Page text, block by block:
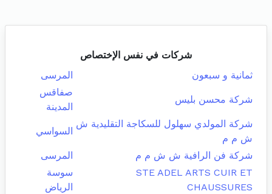
شركات في نفس الإختصاص
ثمانية و سبعون
المرسى
شركة محسن بليس
صفاقس
المدينة
شركة المولدي سهلول للسكاجة التقليدية ش
ش م م
السواسي
شركة فن الرافية ش ش م م
المرسى
STE ADEL ARTS CUIR ET
CHAUSSURES
سوسة
الرياض